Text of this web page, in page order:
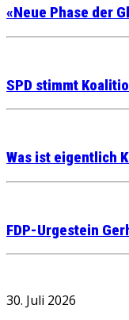
«Neue Phase der
SPD stimmt
Was ist eigentlich
FDP-Urgestein
30. Juli 2026